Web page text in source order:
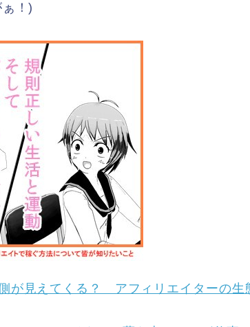
！)
が見えてくる？ アフィリエイターの